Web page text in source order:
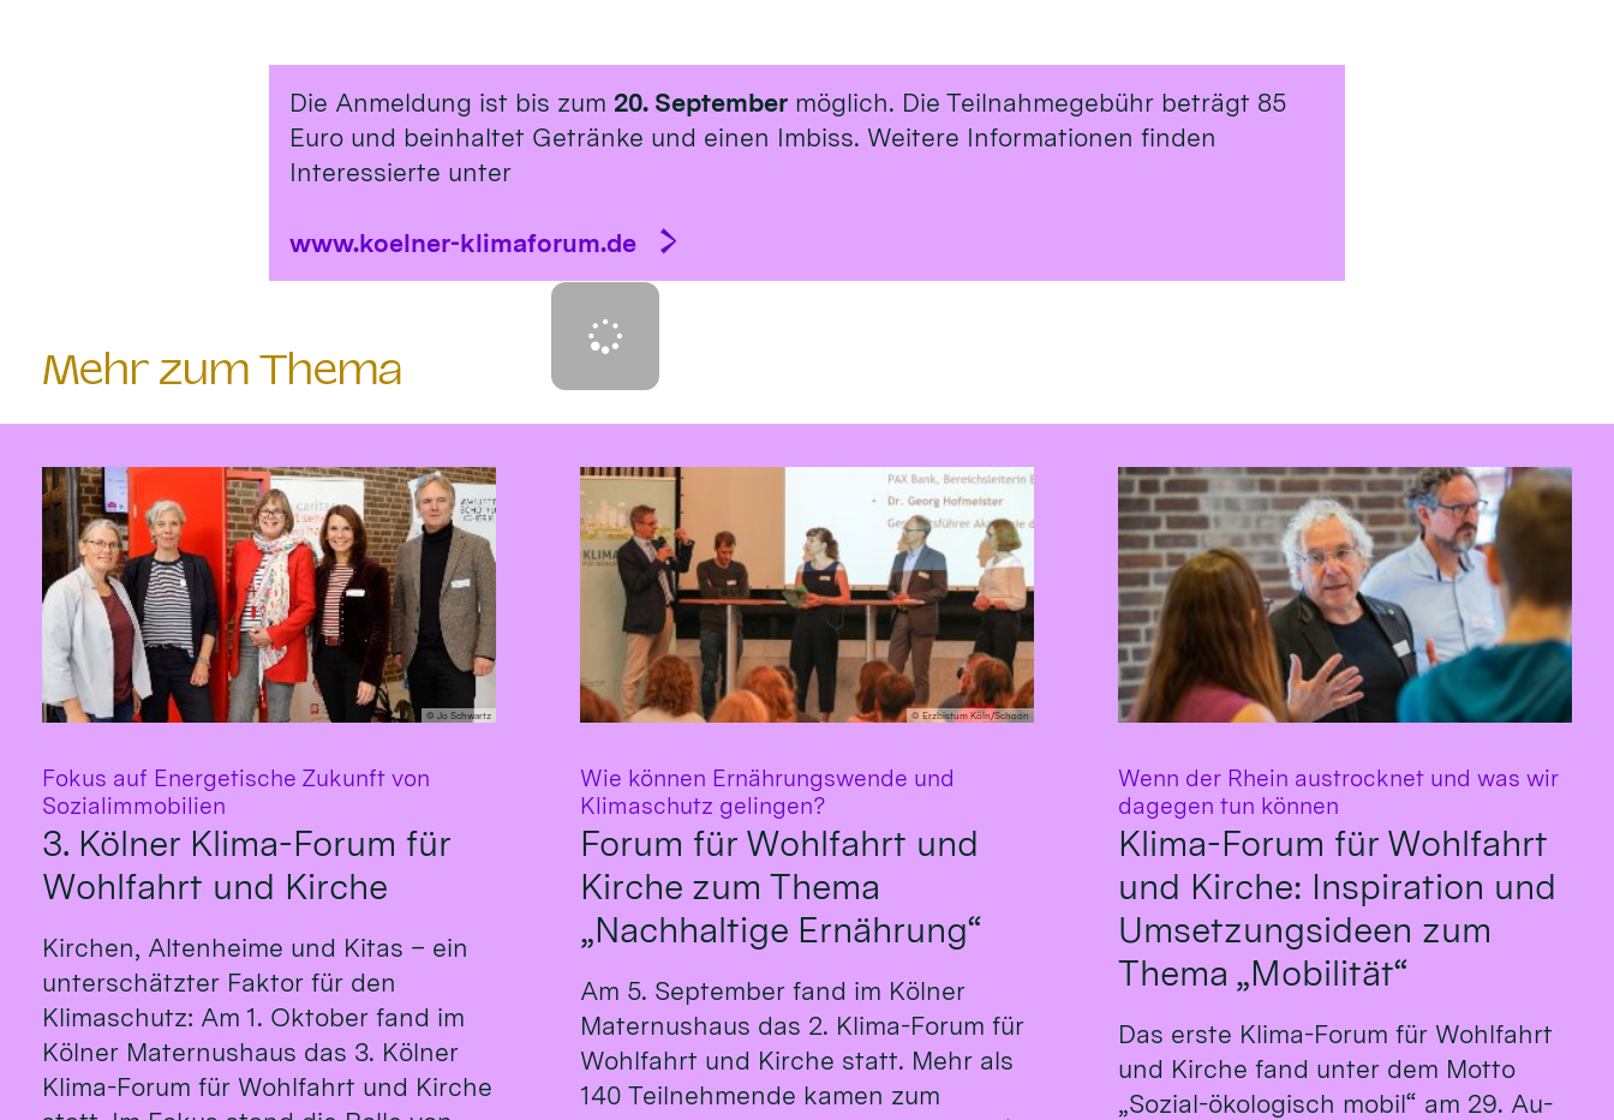
Die Anmeldung ist bis zum 20. September möglich. Die Teilnahmegebühr beträgt 85
Euro und beinhaltet Getränke und einen Imbiss. Weitere Informationen finden
Interessierte unter
www.koelner-klimaforum.de
Mehr zum Thema
© Jo Schwartz
Fokus auf Energetische Zukunft von
Sozialimmobilien
3. Kölner Klima-Forum für
Wohlfahrt und Kirche
Kirchen, Altenheime und Kitas – ein
unterschätzter Faktor für den
Klimaschutz: Am 1. Oktober fand im
Kölner Maternushaus das 3. Kölner
Klima-Forum für Wohlfahrt und Kirche
© Erzbistum Köln/Schoon
Wie können Ernährungswende und
Klimaschutz gelingen?
Forum für Wohlfahrt und
Kirche zum Thema
„Nachhaltige Ernährung“
Am 5. September fand im Kölner
Maternushaus das 2. Klima-Forum für
Wohlfahrt und Kirche statt. Mehr als
140 Teilnehmende kamen zum
Wenn der Rhein austrocknet und was wir
dagegen tun können
Klima-Forum für Wohlfahrt
und Kirche: Inspiration und
Umsetzungsideen zum
Thema „Mobilität“
Das erste Klima-Fo­rum für Wohl­fahrt
und Kirche fand un­ter dem Mot­to
„So­zial-öko­logisch mo­bil“ am 29. Au­